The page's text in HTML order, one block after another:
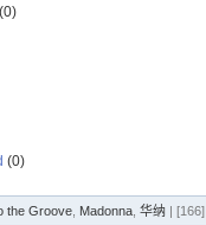
(0)
(0)
the Groove Madonna 华纳 | [166]